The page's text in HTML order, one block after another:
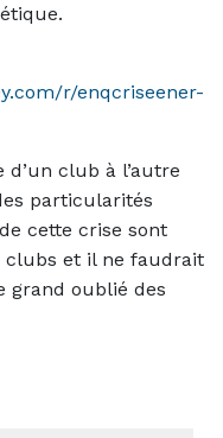
r/enqcriseener-
club à l’autre
particularités
cette crise sont
clubs et il ne faudrait
grand oublié des